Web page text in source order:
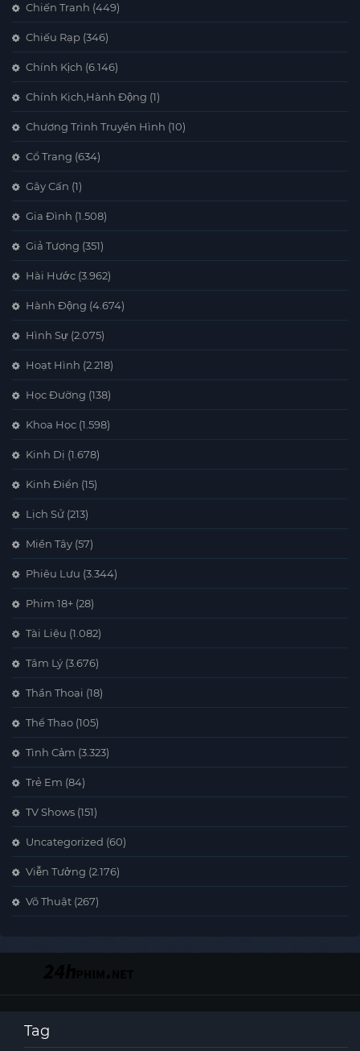
Chiến Tranh (449)
Chiếu Rạp (346)
Chính Kịch (6.146)
Chính Kịch,Hành Động (1)
Chương Trình Truyền Hình (10)
Cổ Trang (634)
Gây Cấn (1)
Gia Đình (1.508)
Giả Tượng (351)
Hài Hước (3.962)
Hành Động (4.674)
Hình Sự (2.075)
Hoạt Hình (2.218)
Học Đường (138)
Khoa Học (1.598)
Kinh Dị (1.678)
Kinh Điển (15)
Lịch Sử (213)
Miền Tây (57)
Phiêu Lưu (3.344)
Phim 18+ (28)
Tài Liệu (1.082)
Tâm Lý (3.676)
Thần Thoại (18)
Thể Thao (105)
Tình Cảm (3.323)
Trẻ Em (84)
TV Shows (151)
Uncategorized (60)
Viễn Tưởng (2.176)
Võ Thuật (267)
Tag